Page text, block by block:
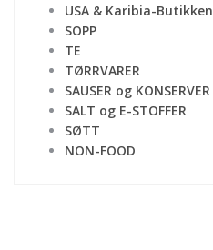
USA & Karibia-Butikken
SOPP
TE
TØRRVARER
SAUSER og KONSERVER
SALT og E-STOFFER
SØTT
NON-FOOD